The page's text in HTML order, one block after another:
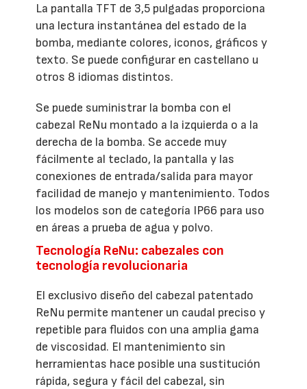
La pantalla TFT de 3,5 pulgadas proporciona
una lectura instantánea del estado de la
bomba, mediante colores, iconos, gráficos y
texto. Se puede configurar en castellano u
otros 8 idiomas distintos.
Se puede suministrar la bomba con el
cabezal ReNu montado a la izquierda o a la
derecha de la bomba. Se accede muy
fácilmente al teclado, la pantalla y las
conexiones de entrada/salida para mayor
facilidad de manejo y mantenimiento. Todos
los modelos son de categoría IP66 para uso
en áreas a prueba de agua y polvo.
Tecnología ReNu: cabezales con
tecnología revolucionaria
El exclusivo diseño del cabezal patentado
ReNu permite mantener un caudal preciso y
repetible para fluidos con una amplia gama
de viscosidad. El mantenimiento sin
herramientas hace posible una sustitución
rápida, segura y fácil del cabezal, sin